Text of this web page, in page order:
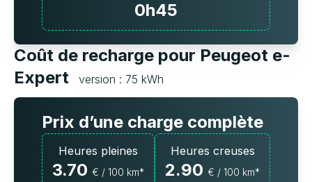
0h45
Coût de recharge pour Peugeot e-
Expert
version : 75 kWh
Prix d’une charge complète
Heures pleines
3.70 € / 100 km*
Heures creuses
2.90 € / 100 km*